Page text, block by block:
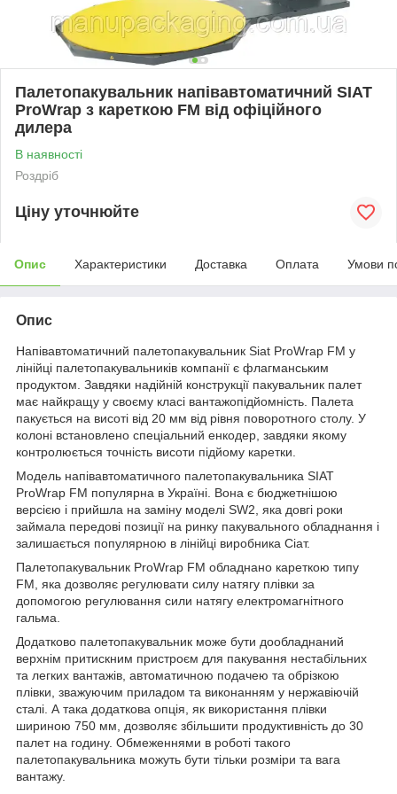
Палетопакувальник напівавтоматичний SIAT
ProWrap з кареткою FM від офіційного
дилера
В наявності
Роздріб
Ціну уточнюйте
Опис Характеристики Доставка Оплата Умови
Опис
Напівавтоматичний палетопакувальник Siat ProWrap FM у
лінійці палетопакувальників компанії є флагманським
продуктом. Завдяки надійній конструкції пакувальник палет
має найкращу у своєму класі вантажопідйомність. Палета
пакується на висоті від 20 мм від рівня поворотного столу. У
колоні встановлено спеціальний енкодер, завдяки якому
контролюється точність висоти підйому каретки.
Модель напівавтоматичного палетопакувальника SIAT
ProWrap FM популярна в Україні. Вона є бюджетнішою
версією і прийшла на заміну моделі SW2, яка довгі роки
займала передові позиції на ринку пакувального обладнання і
залишається популярною в лінійці виробника Сіат.
Палетопакувальник ProWrap FM обладнано кареткою типу
FM, яка дозволяє регулювати силу натягу плівки за
допомогою регулювання сили натягу електромагнітного
гальма.
Додатково палетопакувальник може бути дообладнаний
верхнім притискним пристроєм для пакування нестабільних
та легких вантажів, автоматичною подачею та обрізкою
плівки, зважуючим приладом та виконанням у нержавіючій
сталі. А така додаткова опція, як використання плівки
шириною 750 мм, дозволяє збільшити продуктивність до 30
палет на годину. Обмеженнями в роботі такого
палетопакувальника можуть бути тільки розміри та вага
вантажу.